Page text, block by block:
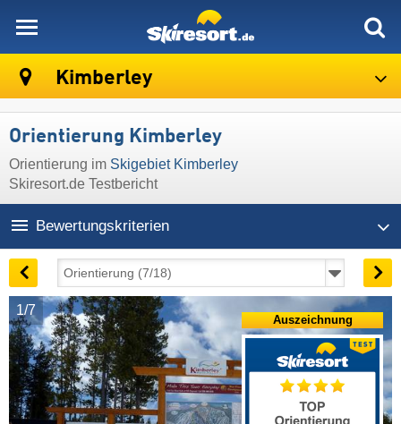
Kimberley
Orientierung Kimberley
Orientierung im Skigebiet Kimberley
Skiresort.de Testbericht
Bewertungskriterien
1/7
Auszeichnung